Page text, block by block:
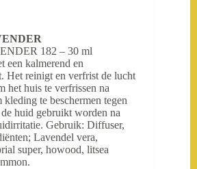
182 – 30 ml
een kalmerend en
Het reinigt en verfrist de lucht
het huis te verfrissen na
te beschermen tegen
huid gebruikt worden na
Gebruik: Diffuser,
Lavendel vera,
super, howood, litsea